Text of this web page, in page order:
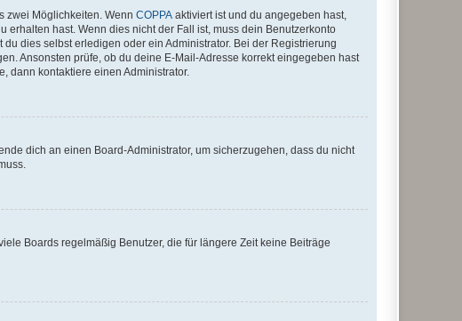
zwei Möglichkeiten. Wenn COPPA aktiviert ist und du angegeben hast,
hast. Wenn dies nicht der Fall ist, muss dein Benutzerkonto
dies selbst erledigen oder ein Administrator. Bei der Registrierung
Ansonsten prüfe, ob du deine E-Mail-Adresse korrekt eingegeben hast
dann kontaktiere einen Administrator.
dich an einen Board-Administrator, um sicherzugehen, dass du nicht
Boards regelmäßig Benutzer, die für längere Zeit keine Beiträge